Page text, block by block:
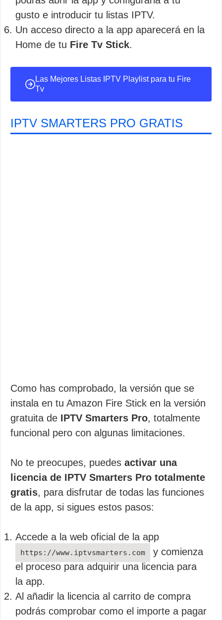
gusto e introducir tu listas IPTV.
Un acceso directo a la app aparecerá en la
Home de tu Fire Tv Stick.
Las Mejores Listas IPTV Playlist para tu Fire
Tv
IPTV SMARTERS PRO GRATIS
Como has comprobado, la versión que se
instala en tu Amazon Fire Stick en la versión
gratuita de IPTV Smarters Pro, totalmente
funcional pero con algunas limitaciones.
No te preocupes, puedes activar una
licencia de IPTV Smarters Pro totalmente
gratis, para disfrutar de todas las funciones
de la app, si sigues estos pasos:
Accede a la web oficial de la app
https://www.iptvsmarters.com
y comienza
el proceso para adquirir una licencia para
la app.
Al añadir la licencia al carrito de compra
podrás comprobar como el importe a pagar